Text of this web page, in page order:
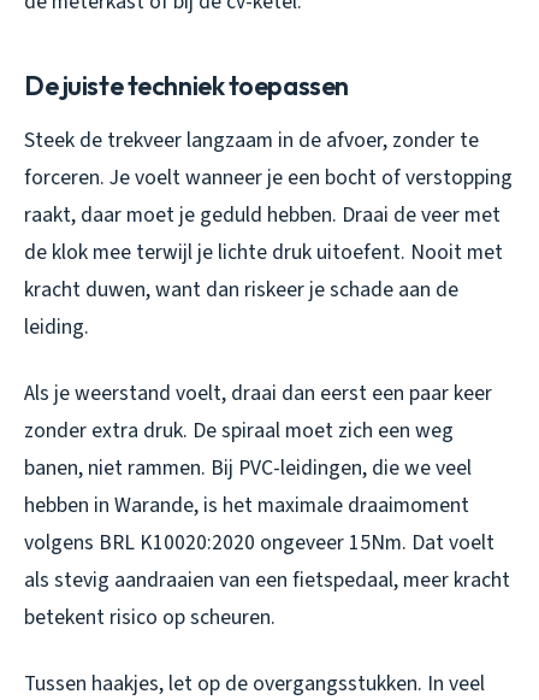
De juiste techniek toepassen
Steek de trekveer langzaam in de afvoer, zonder te
forceren. Je voelt wanneer je een bocht of verstopping
raakt, daar moet je geduld hebben. Draai de veer met
de klok mee terwijl je lichte druk uitoefent. Nooit met
kracht duwen, want dan riskeer je schade aan de
leiding.
Als je weerstand voelt, draai dan eerst een paar keer
zonder extra druk. De spiraal moet zich een weg
banen, niet rammen. Bij PVC-leidingen, die we veel
hebben in Warande, is het maximale draaimoment
volgens BRL K10020:2020 ongeveer 15Nm. Dat voelt
als stevig aandraaien van een fietspedaal, meer kracht
betekent risico op scheuren.
Tussen haakjes, let op de overgangsstukken. In veel